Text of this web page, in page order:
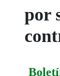
por